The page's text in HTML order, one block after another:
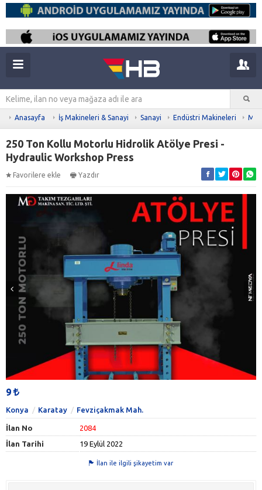
Anasayfa İş Makineleri & Sanayi Sanayi Endüstri Makineleri
250 Ton Kollu Motorlu Hidrolik Atölye Presi -
Hydraulic Workshop Press
Favorilere ekle Yazdır
9
Konya Karatay Fevziçakmak Mah.
İlan No
2084
İlan Tarihi
19 Eylül 2022
İlan ile ilgili şikayetim var